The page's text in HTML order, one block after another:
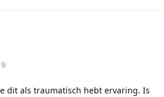
dit als traumatisch hebt ervaring. Is